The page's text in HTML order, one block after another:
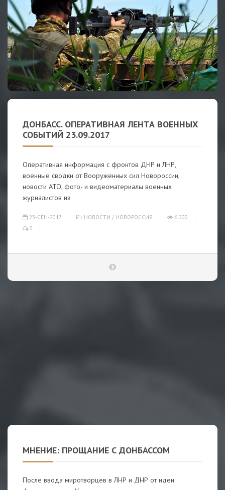
ДОНБАСС. ОПЕРАТИВНАЯ ЛЕНТА ВОЕННЫХ
СОБЫТИЙ 23.09.2017
Оперативная информация с фронтов ДНР и ЛНР,
военные сводки от Вооруженных сил Новороссии,
новости АТО, фото- и видеоматериалы военных
журналистов из
23-СЕН-2017 НОВОСТИ / НОВОРОССИЯ
6 200
0
МНЕНИЕ: ПРОЩАНИЕ С ДОНБАССОМ
После ввода миротворцев в ЛНР и ДНР от идеи